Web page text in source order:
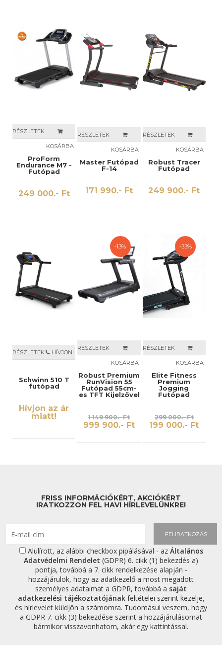
RÉSZLETEK
KOSÁRBA
ProForm
Endurance M7 -
Futópad
249 000.- Ft
RÉSZLETEK
KOSÁRBA
Master Futópad
F-14
171 990.- Ft
RÉSZLETEK
KOSÁRBA
Robust Tracer
Futópad
249 900.- Ft
RÉSZLETEK HÍVJON!
Schwinn 510 T
futópad
Hívjon az ár
miatt!
-13%
RÉSZLETEK
KOSÁRBA
Robust Premium
RunVision 55
Futópad 55cm-
es TFT Kijelzővel
1 149 900.- Ft
999 900.- Ft
-33%
RÉSZLETEK
KOSÁRBA
Elite Fitness
Premium
Jogging
Futópad
299 000.- Ft
199 000.- Ft
FRISS INFORMÁCIÓKÉRT, AKCIÓKÉRT
IRATKOZZON FEL HAVI HÍRLEVELÜNKRE!
FELIRATKOZÁS
Alulírott, az alábbi checkbox pipálásával - az Általános
Adatvédelmi Rendelet (GDPR) 6. cikk (1) bekezdés a)
pontja, továbbá a 7. cikk rendelkezése alapján -
hozzájárulok, hogy az adatkezelő a most megadott
személyes adataimat a GDPR, továbbá a saját
adatkezelési tájékoztatójánakfeltételei szerint kezelje,
és hírlevelet küldjön a számomra. Tudomásul veszem, hogy
a GDPR 7. cikk (3) bekezdése szerint a hozzájárulásomat
bármikor visszavonhatom, akár egy kattintással.